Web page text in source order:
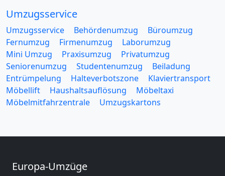
Umzugsservice
Umzugsservice Behördenumzug
Büroumzug
Fernumzug
Firmenumzug
Laborumzug
Mini Umzug
Praxisumzug
Privatumzug
Seniorenumzug
Studentenumzug
Beiladung
Entrümpelung
Halteverbotszone
Klaviertransport
Möbellift
Haushaltsauflösung
Möbeltaxi
Möbelmitfahrzentrale
Umzugskartons
Europa-Umzüge